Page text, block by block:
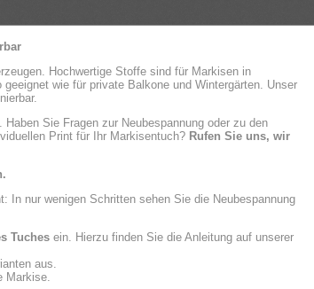
Hochwertige Stoffe sind für Markisen in
wie für private Balkone und Wintergärten. Unser
Sie Fragen zur Neubespannung oder zu den
Print für Ihr Markisentuch? Rufen Sie uns, wir
In nur wenigen Schritten sehen Sie die Neubespannung
Tuches ein. Hierzu finden Sie die Anleitung auf unserer
aus.
Markise.